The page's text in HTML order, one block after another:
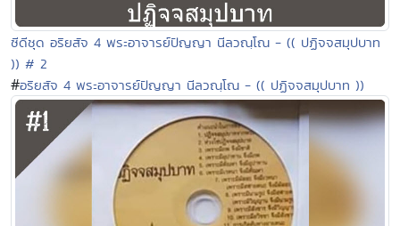
ซีดีชุด อริยสัจ 4 พระอาจารย์ปัญญา นีลวณฺโณ - (( ปฏิจจสมุปบาท
)) # 2
#อริยสัจ 4 พระอาจารย์ปัญญา นีลวณฺโณ - (( ปฏิจจสมุปบาท ))